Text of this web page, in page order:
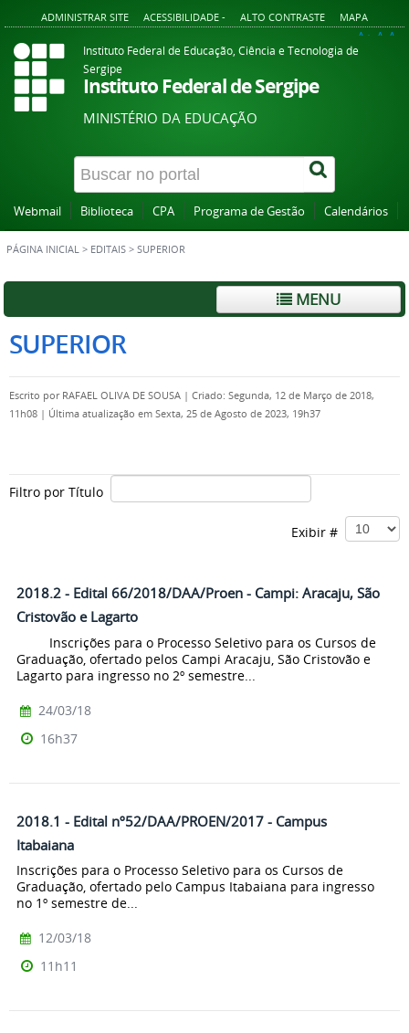
ADMINISTRAR SITE ACESSIBILIDADE - ALTO CONTRASTE MAPA
A+ A A-
Instituto Federal de Educação, Ciência e Tecnologia de
Sergipe
Instituto Federal de Sergipe
MINISTÉRIO DA EDUCAÇÃO
Webmail Biblioteca CPA Programa de Gestão Calendários
PÁGINA INICIAL > EDITAIS > SUPERIOR
MENU
SUPERIOR
Escrito por RAFAEL OLIVA DE SOUSA | Criado: Segunda, 12 de Março de 2018,
11h08 | Última atualização em Sexta, 25 de Agosto de 2023, 19h37
Filtro por Título
Exibir #
2018.2 - Edital 66/2018/DAA/Proen - Campi: Aracaju, São
Cristovão e Lagarto
Inscrições para o Processo Seletivo para os Cursos de
Graduação, ofertado pelos Campi Aracaju, São Cristovão e
Lagarto para ingresso no 2º semestre...
24/03/18
16h37
2018.1 - Edital nº52/DAA/PROEN/2017 - Campus
Itabaiana
Inscrições para o Processo Seletivo para os Cursos de
Graduação, ofertado pelo Campus Itabaiana para ingresso
no 1º semestre de...
12/03/18
11h11